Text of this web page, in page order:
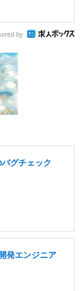
by
グチェック
発エンジニア